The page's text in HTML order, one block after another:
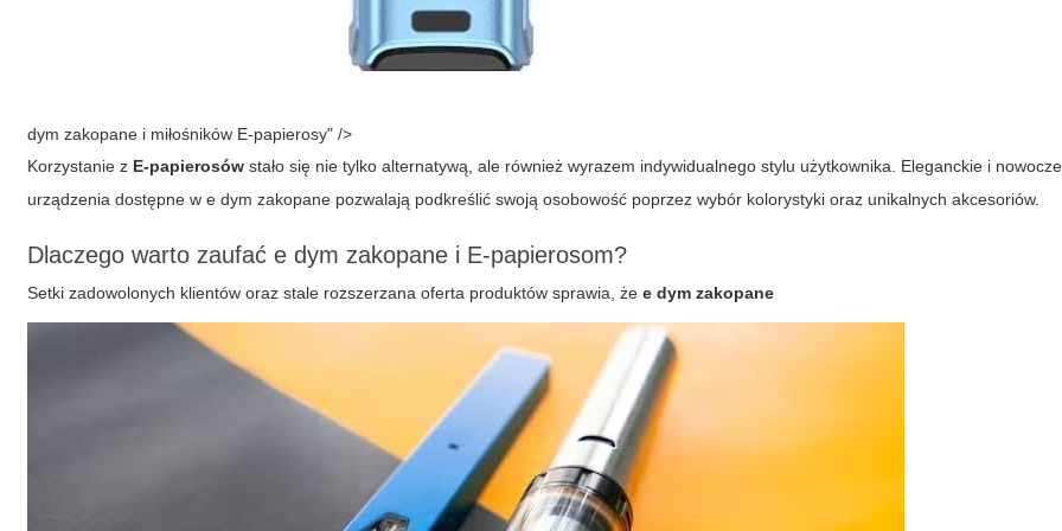
dym zakopane i miłośników E-papierosy" />
Korzystanie z E-papierosów stało się nie tylko alternatywą, ale również wyrazem indywidualnego stylu użytkownika. Eleganckie i
urządzenia dostępne we dym zakopane pozwalają podkreślić swoją osobowość poprzez wybór kolorystyki oraz unikalnych akcesoriów.
Dlaczego warto zaufać e dym zakopane i E-papierosom?
Setki zadowolonych klientów oraz stale rozszerzana oferta produktów sprawia, żee dym zakopane